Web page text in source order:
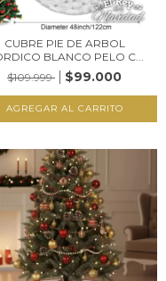
CUBRE PIE DE ARBOL
BLANCO PELO C...
$109.999
$99.000